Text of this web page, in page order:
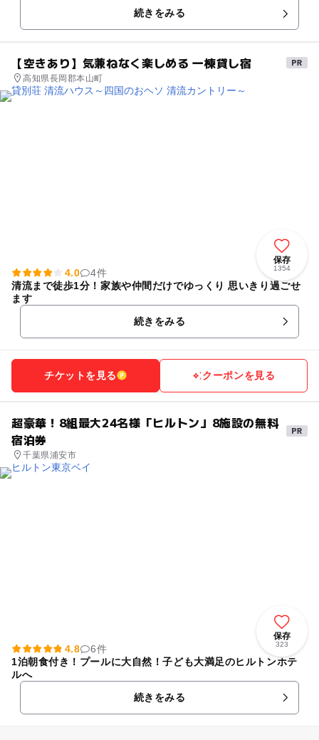
続きをみる
【空きあり】気兼ねなく楽しめる 一棟貸し宿
高知県長岡郡本山町
保存
1354
4.0
4件
清流まで徒歩1分！家族や仲間だけでゆっくり 思いきり過ごせ
ます
続きをみる
チケットを見る クーポンを見る
超豪華！8組最大24名様「ヒルトン」8施設の無料
宿泊券
千葉県浦安市
保存
323
4.8
6件
1泊朝食付き！プールに大自然！子ども大満足のヒルトンホテ
ルへ
続きをみる